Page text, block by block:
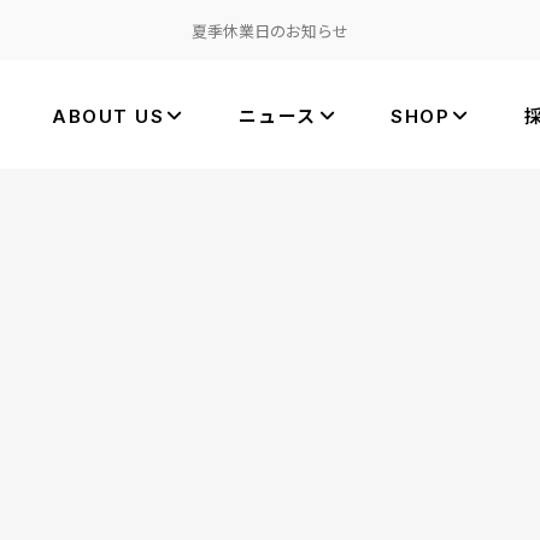
夏季休業日のお知らせ
ABOUT US ニュース SHOP